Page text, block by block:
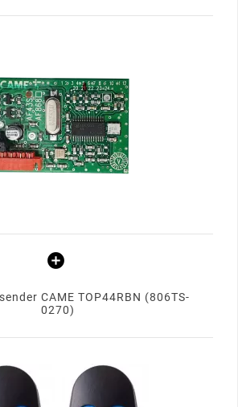
CAME TOP44RBN (806TS-
0270)